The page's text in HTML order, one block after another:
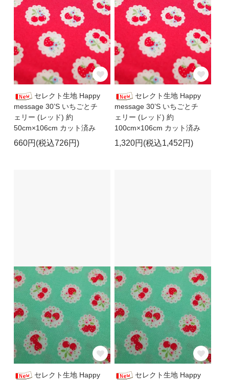
セレクト生地 Happy
message 30’S いちごとチ
ェリー (レッド) 約
50cm×106cm カット済み
660円(税込726円)
セレクト生地 Happy
message 30’S いちごとチ
ェリー (レッド) 約
100cm×106cm カット済み
1,320円(税込1,452円)
セレクト生地 Happy
セレクト生地 Happy